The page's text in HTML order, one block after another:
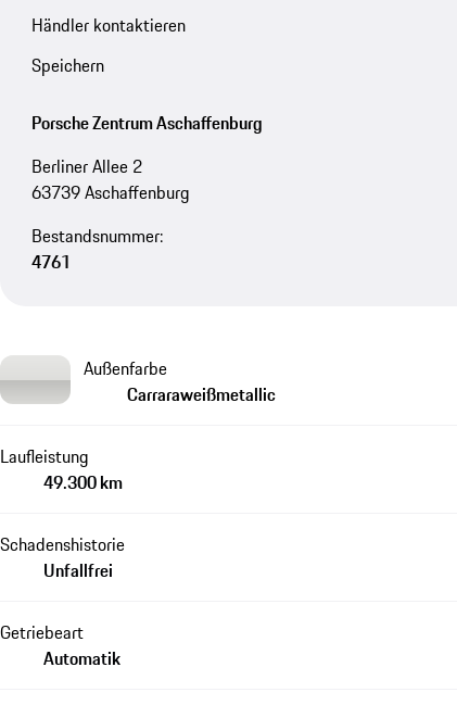
Händler kontaktieren
Speichern
Porsche Zentrum Aschaffenburg
Berliner Allee 2
63739 Aschaffenburg
Bestandsnummer:
4761
Außenfarbe
Carraraweißmetallic
Laufleistung
49.300 km
Schadenshistorie
Unfallfrei
Getriebeart
Automatik